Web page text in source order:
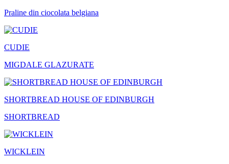
Praline din ciocolata belgiana
CUDIE
MIGDALE GLAZURATE
SHORTBREAD HOUSE OF EDINBURGH
SHORTBREAD
WICKLEIN